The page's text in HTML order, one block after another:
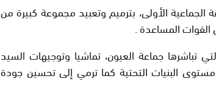
الأولى، بترميم وتعبيد مجموعة كبيرة من
القوات المساعدة .
تباشرها جماعة العيون، تماشيا وتوجيهات السيد
البنيات التحتية كما ترمي إلى تحسين جودة